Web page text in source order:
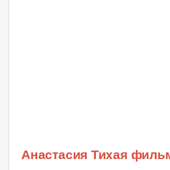
Анастасия Тихая